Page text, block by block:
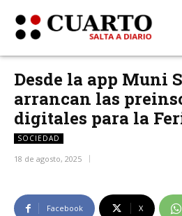
Desde la app Muni
arrancan las
digitales para la
SOCIEDAD
18 de agosto, 2025
Facebook X